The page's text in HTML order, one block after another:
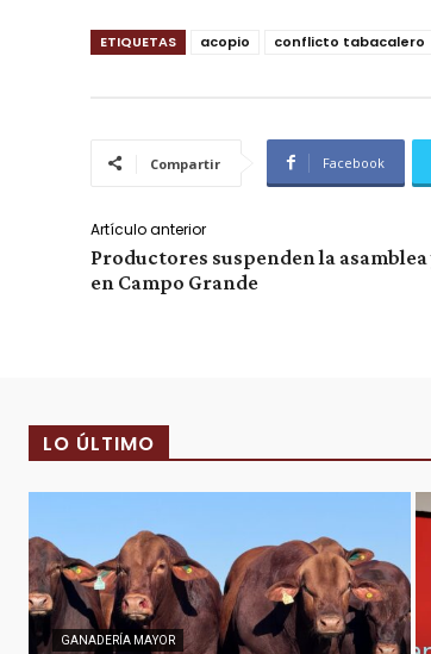
ETIQUETAS acopio conflicto tabacalero
Compartir Facebook
Artículo anterior
Productores suspenden la
en Campo Grande
LO ÚLTIMO
GANADERÍA MAYOR